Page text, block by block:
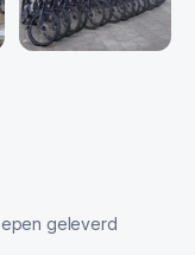
geleverd